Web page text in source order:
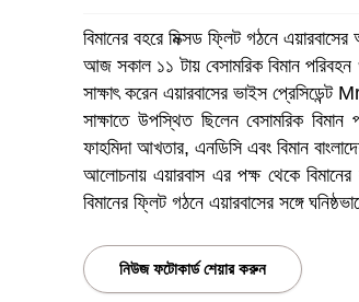
বিমানের বহরে মিক্সড ফ্লিট গঠনে
আজ সকাল ১১ টায় বেসামরিক বিমান পরিবহন
সাক্ষাৎ করেন এয়ারবাসের ভাইস
সাক্ষাতে উপস্থিত ছিলেন বেসামরিক বিমান
ফাহমিদা আখতার, এনডিসি এবং বিমান
আলোচনায় এয়ারবাস এর পক্ষ থেকে
বিমানের ফ্লিট গঠনে এয়ারবাসের সঙ্গে
নিউজ ফটোকার্ড শেয়ার করুন